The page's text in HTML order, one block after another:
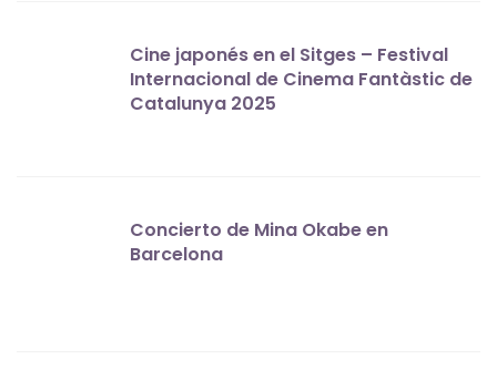
Cine japonés en el Sitges – Festival
Internacional de Cinema Fantàstic de
Catalunya 2025
Concierto de Mina Okabe en
Barcelona